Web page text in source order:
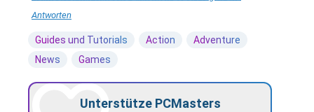
Antworten
Guides und Tutorials Action
Adventure
News
Games
Unterstütze PCMasters